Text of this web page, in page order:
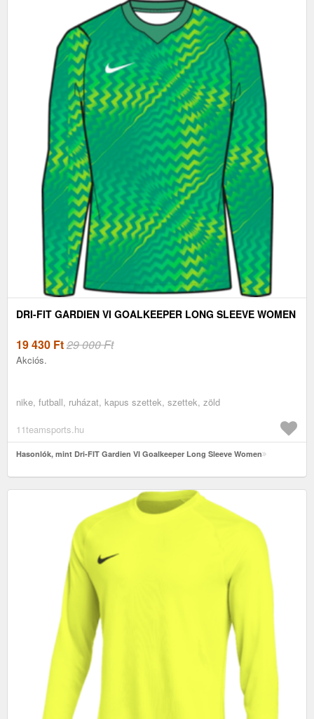
DRI-FIT GARDIEN VI GOALKEEPER LONG SLEEVE WOMEN
19 430 Ft29 000 Ft
Akciós.
nike, futball, ruházat, kapus szettek, szettek, zöld
11teamsports.hu
Hasonlók, mint Dri-FIT Gardien VI Goalkeeper Long Sleeve Women